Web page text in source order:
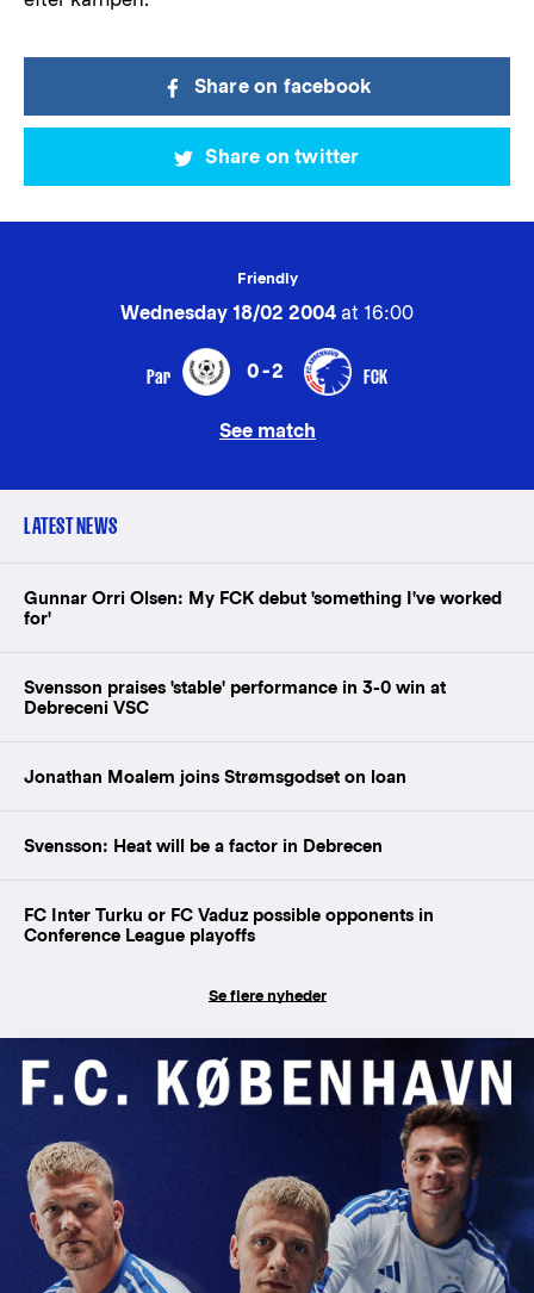
Share on facebook
Share on twitter
Friendly
Wednesday 18/02 2004 at 16:00
Par 0-2 FCK
See match
LATEST NEWS
Gunnar Orri Olsen: My FCK debut 'something I've worked
for'
Svensson praises 'stable' performance in 3-0 win at
Debreceni VSC
Jonathan Moalem joins Strømsgodset on loan
Svensson: Heat will be a factor in Debrecen
FC Inter Turku or FC Vaduz possible opponents in
Conference League playoffs
Se flere nyheder